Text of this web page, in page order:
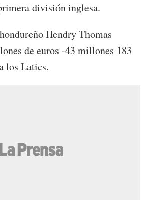
división inglesa.
Hendry Thomas
de euros -43 millones 183
los Latics.